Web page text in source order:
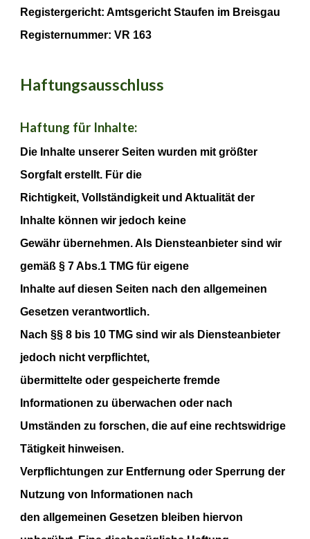
Registergericht: Amtsgericht Staufen im Breisgau
Registernummer: VR 163
Haftungsausschluss
Haftung für Inhalte:
Die Inhalte unserer Seiten wurden mit größter
Sorgfalt erstellt. Für die
Richtigkeit, Vollständigkeit und Aktualität der
Inhalte können wir jedoch keine
Gewähr übernehmen. Als Diensteanbieter sind wir
gemäß § 7 Abs.1 TMG für eigene
Inhalte auf diesen Seiten nach den allgemeinen
Gesetzen verantwortlich.
Nach §§ 8 bis 10 TMG sind wir als Diensteanbieter
jedoch nicht verpflichtet,
übermittelte oder gespeicherte fremde
Informationen zu überwachen oder nach
Umständen zu forschen, die auf eine rechtswidrige
Tätigkeit hinweisen.
Verpflichtungen zur Entfernung oder Sperrung der
Nutzung von Informationen nach
den allgemeinen Gesetzen bleiben hiervon